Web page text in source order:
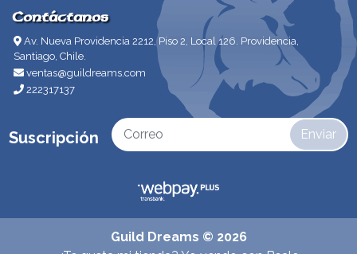
Contáctanos
Av. Nueva Providencia 2212, Piso 2, Local 126. Providencia,
Santiago, Chile.
ventas@guildreams.com
222317137
Suscripción Enviar
Guild Dreams © 2026